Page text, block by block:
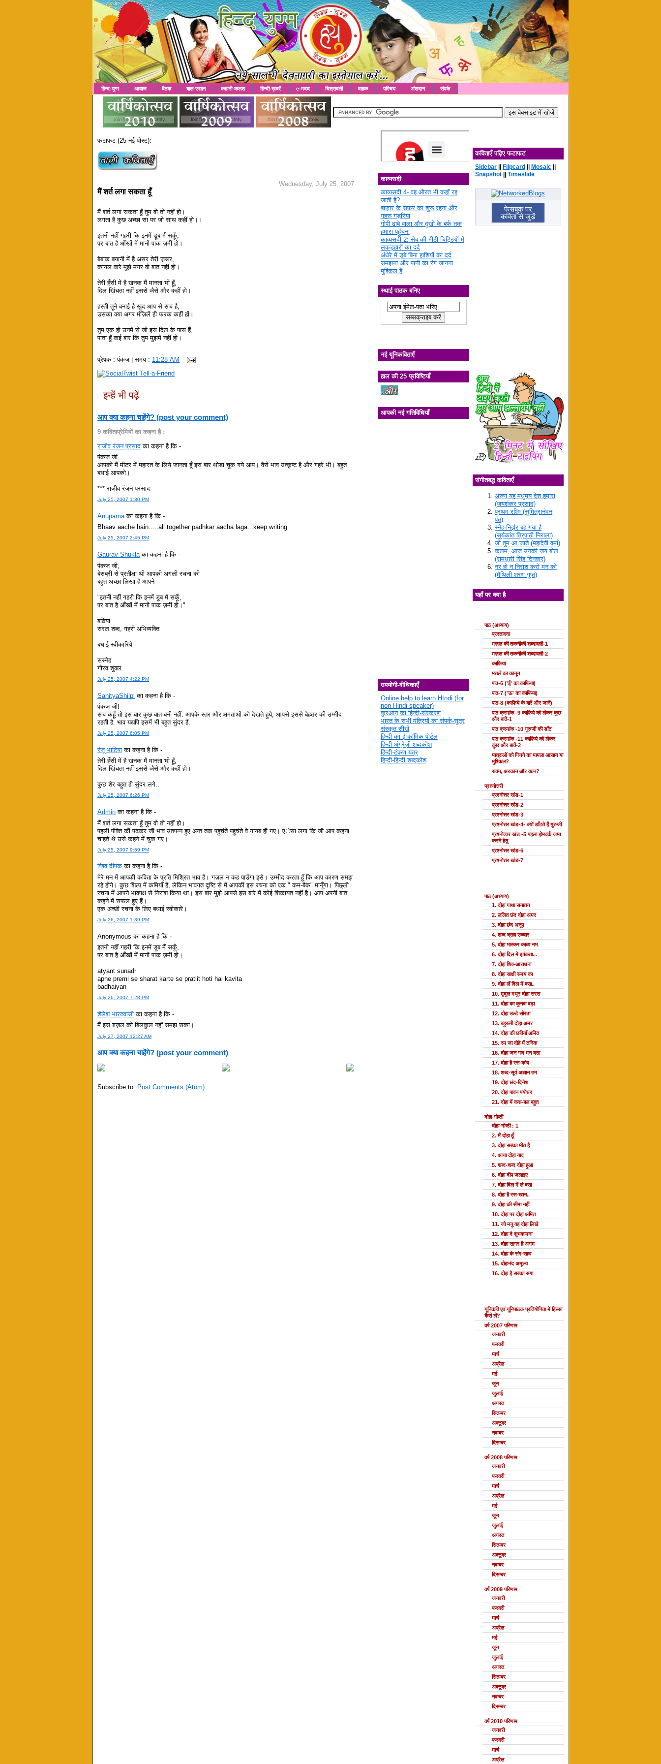
हिन्द-युग्म आवाज बैठक बाल-उद्यान कहानी-कलश हिन्दी-ख़बरें e-मदद चित्रावली वाहक परिचय अंशदान संपर्क
फटाफट (25 नई पोस्ट):
Wednesday, July 25, 2007
मैं शर्त लगा सकता हूँ
मैं शर्त लगा सकता हूँ तुम वो तो नहीं हो।
लगता है कुछ अच्छा सा पर जो साथ कहीं हो।।
इतनी नहीं गहरी कि इनमें डूब मैं सकूँ,
पर बात है आँखों में मानों पाक ज़मीं हो।
बेबाक बयानी में है असर तेरी ज़रूर,
कायल करे मुझे मगर वो बात नहीं हो।
तेरी हँसी में है खनक मैं मानता भी हूँ,
दिल खिंचता नहीं इससे जैसे और कहीं हो।
हस्ती तूने बनाई है खुद आप से सच है,
उसका क्या अगर मंज़िलें ही फरक कहीं हों।
तुम एक हो उनमें से जो इस दिल के पास हैं,
पाता हूँ कई बार कि तुम मुझमें नहीं हो।
प्रेषक :पंकज | समय : 11:28 AM
इन्हें भी पढ़ें
आप क्या कहना चाहेंगे? (post your comment)
9 कविताप्रेमियों का कहना है :
राजीव रंजन प्रसाद का कहना है कि -
पंकज जी..
आपको मैं मीटर में महारत के लिये जानता हूँ इस बार थोडा चूक गये आप। वैसे भाव उत्कृष्ट है और गहरे भी। बहुत
बधाई आपको।
*** राजीव रंजन प्रसाद
July 25, 2007 1:30 PM
Anupama का कहना है कि -
Bhaav aache hain.....all together padhkar aacha laga...keep writing
July 25, 2007 2:45 PM
Gaurav Shuklaका कहना है कि -
पंकज जी,
बेसब्री से प्रतीक्षा थी आपकी अगली रचना की
बहुत अच्छा लिखा है आपने
"इतनी नहीं गहरी कि इनमें डूब मैं सकूँ,
पर बात है आँखों में मानों पाक ज़मीं हो।"
बढिया
सरल शब्द, गहरी अभिव्यक्ति
बधाई स्वीकारिये
सस्नेह
गौरव शुक्ल
July 25, 2007 4:22 PM
SahityaShilpi का कहना है कि -
पंकज जी!
सच कहूँ तो इस बार कुछ बात बनी नहीं. आपके स्तर और क्षमताओं को देखते हुये, आपसे इससे बेहतर की उम्मीद
रहती है. भाव यद्यपि इसमें भी बहुत सुंदर हैं.
July 25, 2007 6:05 PM
रंजू भाटिया का कहना है कि -
तेरी हँसी में है खनक मैं मानता भी हूँ,
दिल खिंचता नहीं इससे जैसे और कहीं हो।
कुछ शेर बहुत ही सुंदर लगे..
July 25, 2007 6:26 PM
Admin का कहना है कि -
मैं शर्त लगा सकता हूँ तुम वो तो नहीं हो।
पहली पंक्ति कॊ पढकर जॊ भाव उतपन्न हुए अन्त तक पहुचंते पहुचंते वे गायब हॊ गए। एेसा लगा कि जॊ आप कहना
चाहते थे उसे कहने में चुक गए।
July 25, 2007 9:59 PM
विश्व दीपक का कहना है कि -
मेरे मन में आपकी कविता के प्रति मिश्रित भाव हैं। गज़ल न कह पाउँगा इसे। उम्मीद करता हूँ कि आप कारण समझ
रहे होंगे। कुछ शिल्प में कमियाँ हैं, लेकिन भावगत दृष्टि से मैं आपकी इस रचना को एक " कम-बैक" मानूँगा। पिछ्ली
रचना में आपने भावपक्ष से निराश किया था। इस बार मुझे आपसे इस बारे में कोई शिकायत नहीं है। आप अपनी बात
कहने में सफल हुए हैं।
एक अच्छी रचना के लिए बधाई स्वीकारें।
July 26, 2007 1:39 PM
Anonymous का कहना है कि -
इतनी नहीं गहरी कि इनमें डूब मैं सकूँ,
पर बात है आँखों में मानों पाक ज़मीं हो।
atyant sunadr
apne premi se sharat karte se pratiit hoti hai kavita
badhaiyan
July 26, 2007 7:28 PM
शैलेश भारतवासी का कहना है कि -
मैं इस ग़ज़ल को बिलकुल नहीं समझ सका।
July 27, 2007 12:27 AM
आप क्या कहना चाहेंगे? (post your comment)
Subscribe to: Post Comments (Atom)
काव्यसदी
काव्यसदी 4- वह औरत भी कहाँ रह
जाती है?
बाज़ार के सफ़र का शुरू रहना और
गहरू गड़रिया
गोपी ढाबे वाला और दुखों के बर्फ तक
हमारा पहुँचना
काव्यसदी-2: सेब की मीठी चिट्ठियों में
लकड़हारों का दर्द
अंधेरे में डूबे बिना हाशियों का दर्द
समझना और पानी का रंग जानना
मुश्किल है
स्थाई पाठक बनिए
नई यूनिकविताएँ
हाल की 25 प्रविष्टियाँ
आपकी नई गतिविधियाँ
उपयोगी-वीथिकाएँ
Online help to learn HIndi (for
non-Hindi speaker)
कुरआन का हिन्दी-संस्करण
भारत के सभी मंत्रियों का संपर्क-सूत्र
संस्कृत सीखें
हिन्दी का ई-कॉमिक पोर्टल
हिन्दी-अंग्रेज़ी शब्दकोश
हिन्दी-टंकण यंत्र
हिन्दी-हिन्दी शब्दकोश
कविताएँ पढ़िए फटाफट
Sidebar ||Flipcard ||Mosaic ||
Snapshot ||Timeslide
फेसबुक पर
कविता से जुड़ें
संगीतबद्ध कविताएँ
अरुण यह मधुमय देश हमारा
(जयशंकर प्रसाद)
प्रथम रश्मि (सुमित्रानंदन
पंत)
स्नेह-निर्झर बह गया है
(सूर्यकांत त्रिपाठी निराला)
जो तुम आ जाते (महादेवी वर्मा)
कलम, आज उनकी जय बोल
(रामधारी सिंह दिनकर)
नर हो न निराश करो मन को
(मैथिली शरण गुप्त)
यहाँ पर क्या है
पाठ (अध्याय)
प्रस्तावना
ग़ज़ल की तकनीकी शब्दावली-1
ग़ज़ल की तकनीकी शब्दावली-2
काफ़िया
मतले का कानून
पाठ-6 ('ई' का काफिया)
पाठ-7 ('ऊ' का काफिया)
पाठ-8 (काफिये के बारें और जानें)
पाठ क्रमांक -9 काफिये को लेकर कुछ
और बातें-1
पाठ क्रमांक -10 गुरुजी की डाँट
पाठ क्रमांक -11 काफिये को लेकर
कुछ और बातें-2
मात्राओं को गिनने का मामला आसान या
मुश्किल?
रुक्न, अरकान और वज़्न?
प्रश्नोत्तरी
प्रश्नोत्तर खंड-1
प्रश्नोत्तर खंड-2
प्रश्नोत्तर खंड-3
प्रश्नोत्तर खंड-4- क्यों डाँटते हैं गुरुजी
प्रश्‍नोत्‍तर खंड -5 पहला होमवर्क जमा
करने हेतु
प्रश्नोत्तर खंड-6
प्रश्नोत्तर खंड-7
पाठ (अध्याय)
1. दोहा गाथा सनातन
2. ललित छंद दोहा अमर
3. दोहा छंद अनूप
4. शब्द ब्रह्म उच्चार
5. दोहा भास्कर काव्य नभ
6. दोहा दिल में झांकता...
7. दोहा शिव-आराधना
8. दोहा साक्षी समय का
9. दोहा लें दिल में बसा..
10. मृदुल मधुर दोहा सरस
11. दोहा का कुनबा बड़ा
12. दोहा उल्टे सोरठा
13. बहुरूपी दोहा अमर
14. दोहा की छवियाँ अमित
15. रम जा दोहे में तनिक
16. दोहा जन गण मन बसा
17. दोहा है रस-कोष
18. शब्द-सूर्य अज्ञान तम
19. दोहा छंद-दिनेश
20. दोहा पावन पयोधर
21. दोहा में कस-बल बहुत
दोहा-गोष्ठी
दोहा-गोष्ठी : 1
2. मैं दोहा हूँ
3. दोहा सबका मीत है
4. आया दोहा याद
5. शब्द-शब्द दोहा हुआ
6. दोहा दीप जलाइए
7. दोहा दिल में ले बसा
8. दोहा है रस-खान..
9. दोहा की सीमा नहीं
10. दोहा पर दोहा अमित
11. जो मनु वह दोहा लिखे
12. दोहा दे शुभकामना
13. दोहा सागर है अगम
14. दोहा के संग-साथ
15. दोहानंद अमूल्य
16. दोहा है सबका सगा
यूनिकवि एवं यूनिपाठक प्रतियोगिता में हिस्सा
कैसे लें?
वर्ष 2007 परिणाम
जनवरी
फरवरी
मार्च
अप्रैल
मई
जून
जुलाई
अगस्त
सितम्बर
अक्टूबर
नवम्बर
दिसम्बर
वर्ष 2008 परिणाम
जनवरी
फरवरी
मार्च
अप्रैल
मई
जून
जुलाई
अगस्त
सितम्बर
अक्टूबर
नवम्बर
दिसम्बर
वर्ष 2009 परिणाम
जनवरी
फरवरी
मार्च
अप्रैल
मई
जून
जुलाई
अगस्त
सितम्बर
अक्टूबर
नवम्बर
दिसम्बर
वर्ष 2010 परिणाम
जनवरी
फरवरी
मार्च
अप्रैल